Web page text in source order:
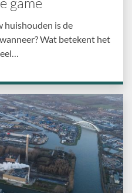
huishouden is de
Wat betekent het